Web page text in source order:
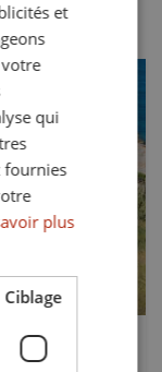
Suivant
TS-03541P
et
qui
fournies
plus
Ciblage